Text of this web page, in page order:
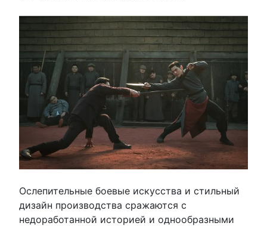
Ослепительные боевые искусства и стильный
дизайн производства сражаются с
недоработанной историей и однообразными